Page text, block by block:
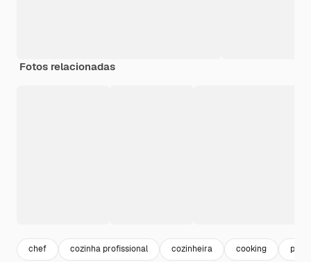
Fotos relacionadas
chef cozinha profissional cozinheira cooking